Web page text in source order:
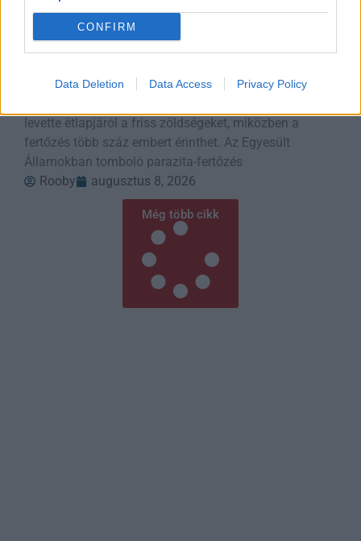
CONFIRM
Data Deletion Data Access Privacy Policy
Éttermek Menüjét
levette étlapjáról a friss zöldségeket, miközben a
fertőzés több száz embert érinthet. Az Egyesült
Államokban tomboló parazita-fertőzés
Rooby
augusztus 8, 2026
Még több cikk